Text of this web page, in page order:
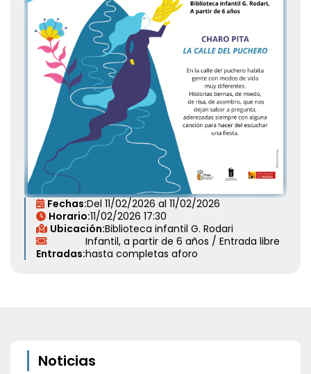
Fechas:Del 11/02/2026 al 11/02/2026
Horario:11/02/2026 17:30
Ubicación:Biblioteca infantil G. Rodari
Entradas:
Infantil, a partir de 6 años / Entrada libre
hasta completas aforo
Noticias